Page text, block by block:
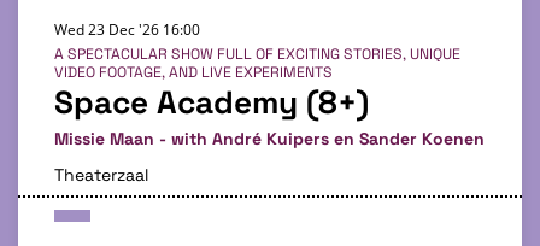
Space Academy (8+)
Missie Maan - with André Kuipers en Sander Koenen
A SPECTACULAR SHOW FULL OF EXCITING STORIES, UNIQUE
VIDEO FOOTAGE, AND LIVE EXPERIMENTS
Wed 23 Dec '26 16:00
Theaterzaal